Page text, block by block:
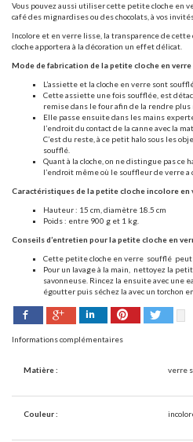
Vous pouvez aussi utiliser cette petite cloche en
café des mignardises ou des chocolats, à vos
Incolore et en verre lisse, la transparence de
cloche apportera à la décoration un effet délicat.
Mode de fabrication de la petite cloche en
L’assiette et la cloche en verre sont
Cette assiette une fois soufflée, est
remise dans le four afin de la rendre
Elle passe ensuite dans les mains
l’endroit du contact de la canne avec la
C’est du reste, à ce petit halo sous les
soufflé.
Quant à la cloche, on ne distingue pas ce
l’endroit même où le souffleur de verre a
Caractéristiques de la petite cloche incolore en
Hauteur : 15 cm, diamètre 18.5 cm
Poids : entre 900 g et 1 kg.
Conseils d’entretien pour la petite cloche en
Cette petite cloche en verre soufflé peut
Pour un lavage à la main, nettoyez la
savonneuse. Rincez la ensuite avec une
égoutter puis séchez la avec un torchon
Facebook Google+ LinkedIn Pinterest
Informations complémentaires
Matière : verre
Couleur :